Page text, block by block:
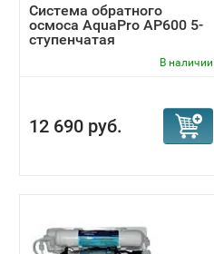
Система обратного
осмоса AquaPro AP600 5-
ступенчатая
В наличии
12 690 руб.